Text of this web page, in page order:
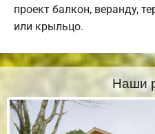
проект балкон, веранду,
или крыльцо.
Наши